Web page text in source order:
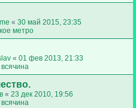
« 30 май 2015, 23:35
метро
« 01 фев 2013, 21:33
всячина
« 23 дек 2010, 19:56
всячина